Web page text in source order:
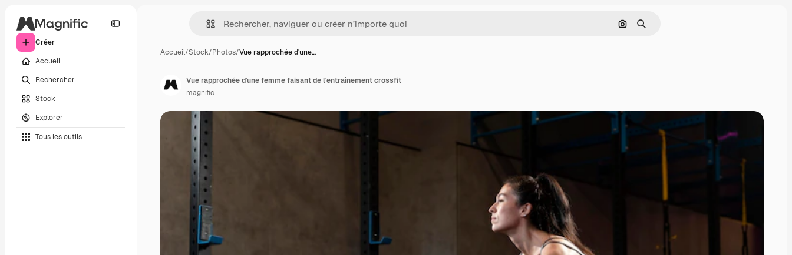
Créer
Accueil
Rechercher
Stock
Explorer
Tous les outils
Rechercher par image
Rechercher
Accueil/Stock/Photos/Vue rapprochée d'une…
Vue rapprochée d'une femme faisant de l'entraînement crossfit
magnific